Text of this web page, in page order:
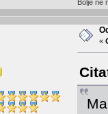
Bolje ne
«